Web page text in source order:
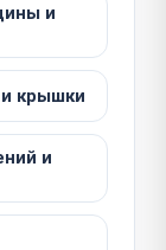
и
крышки
и